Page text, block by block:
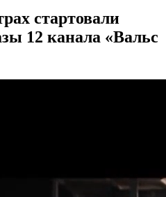
стартовали
12 канала «Вальс